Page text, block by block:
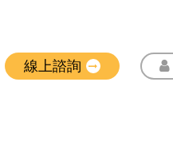
線上諮詢